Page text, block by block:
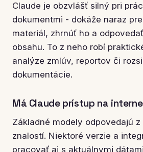
Claude je obzvlášť silný pri
dokumentmi - dokáže naraz
materiál, zhrnúť ho a
obsahu. To z neho robí
analýze zmlúv, reportov či
dokumentácie.
Má Claude prístup na
Základné modely odpovedajú
znalostí. Niektoré verzie a
pracovať aj s aktuálnymi